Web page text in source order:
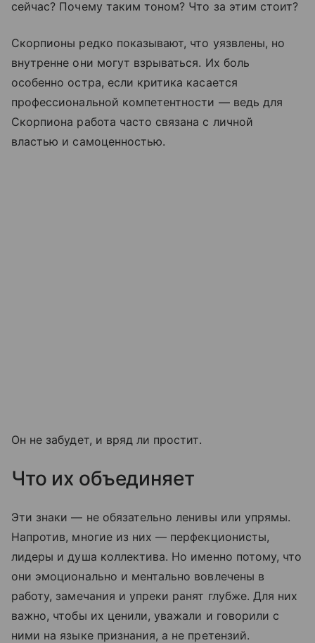
сейчас? Почему таким тоном? Что за этим стоит?
Скорпионы редко показывают, что уязвлены, но
внутренне они могут взрываться. Их боль
особенно остра, если критика касается
профессиональной компетентности — ведь для
Скорпиона работа часто связана с личной
властью и самоценностью.
Он не забудет, и вряд ли простит.
Что их объединяет
Эти знаки — не обязательно ленивы или упрямы.
Напротив, многие из них — перфекционисты,
лидеры и душа коллектива. Но именно потому, что
они эмоционально и ментально вовлечены в
работу, замечания и упреки ранят глубже. Для них
важно, чтобы их ценили, уважали и говорили с
ними на языке признания, а не претензий.